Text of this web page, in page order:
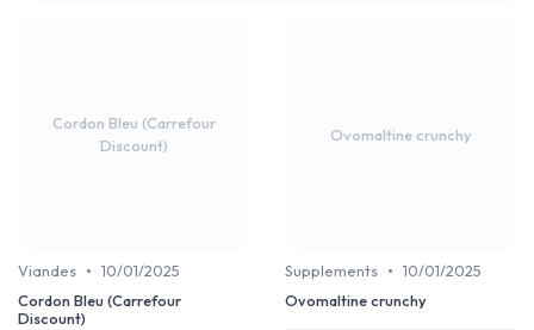
Cordon Bleu (Carrefour
Discount)
Viandes • 10/01/2025
Cordon Bleu (Carrefour
Discount)
Ovomaltine crunchy
Supplements • 10/01/2025
Ovomaltine crunchy